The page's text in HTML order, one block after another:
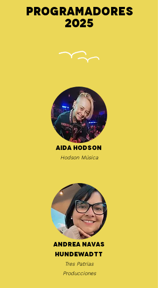
Programadores
2025
Aida Hodson
Hodson Música
Andrea Navas
Hundewadtt
Tres Patrias
Producciones